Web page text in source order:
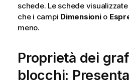
schede. Le schede
che i campi Dimensionio
meno.
Proprietà dei
blocchi: